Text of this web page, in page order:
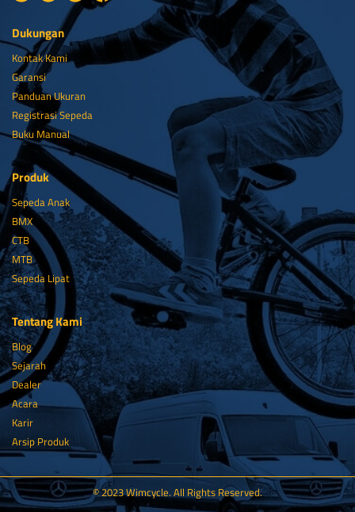
Dukungan
Kontak Kami
Garansi
Panduan Ukuran
Registrasi Sepeda
Buku Manual
Produk
Sepeda Anak
BMX
CTB
MTB
Sepeda Lipat
Tentang Kami
Blog
Sejarah
Dealer
Acara
Karir
Arsip Produk
© 2023 Wimcycle. All Rights Reserved.